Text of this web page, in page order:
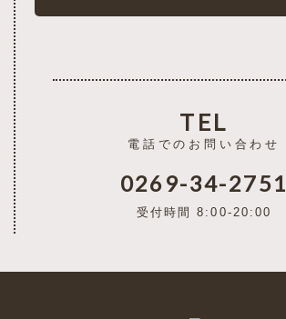
TEL
電話でのお問い合わせ
0269-34-2751
受付時間 8:00-20:00